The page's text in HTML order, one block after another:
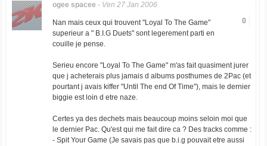
ogee spacee - Ven 27 Jan 2006
0
Nan mais ceux qui trouvent "Loyal To The Game"
superieur a " B.I.G Duets" sont legerement parti en
couille je pense.
Serieu encore "Loyal To The Game" m'as fait quasiment jurer
que j acheterais plus jamais d albums posthumes de 2Pac (et
pourtant j avais kiffer "Until The end Of Time"), mais le dernier
biggie est loin d etre naze.
Certes ya des dechets mais beaucoup moins seloin moi que
le dernier Pac. Qu'est qui me fait dire ca ? Des tracks comme :
- Spit Your Game (Je savais pas que b.i.g pouvait etre aussi